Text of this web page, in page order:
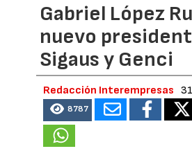
Gabriel López
nuevo
Sigaus y Genci
Redacción Interempresas
8787